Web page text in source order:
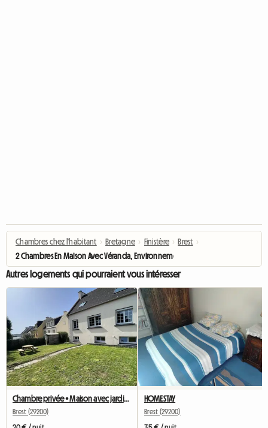
Chambres chez l'habitant › Bretagne › Finistère › Brest ›
2 Chambres En Maison Avec Véranda, Environnement Calme ( Val
Autres logements qui pourraient vous intéresser
Chambre privée • Maison avec jardin • Brest Quartier Europe
Brest (29200)
HOMESTAY
Brest (29200)